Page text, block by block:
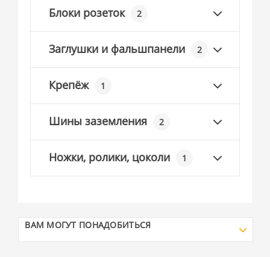
Блоки розеток 2
Заглушки и фальшпанели 2
Крепёж 1
Шины заземления 2
Ножки, ролики, цоколи 1
ВАМ МОГУТ ПОНАДОБИТЬСЯ